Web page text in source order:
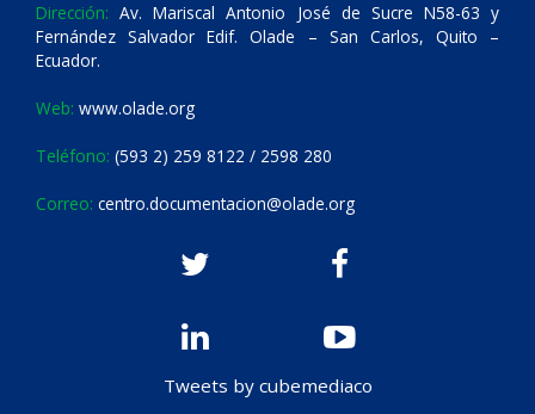
Dirección: Av. Mariscal Antonio José de Sucre N58-63 y
Fernández Salvador Edif. Olade – San Carlos, Quito –
Ecuador.
Web: www.olade.org
Teléfono: (593 2) 259 8122 / 2598 280
Correo: centro.documentacion@olade.org
Tweets by cubemediaco